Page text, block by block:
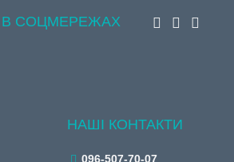
СОЦМЕРЕЖАХ
НАШІ КОНТАКТИ
096-507-70-07